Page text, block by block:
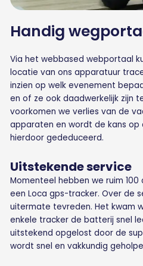
Handig
Via het webbased webportaal
locatie van ons apparatuur
inzien op welk evenement
en of ze ook daadwerkelijk zijn
voorkomen we verlies van de
apparaten en wordt de kans op
hierdoor gededuceerd.
Uitstekende service
Momenteel hebben we ruim
een Loca gps-tracker. Over de
uitermate tevreden. Het kwam
enkele tracker de batterij snel
uitstekend opgelost door de
wordt snel en vakkundig